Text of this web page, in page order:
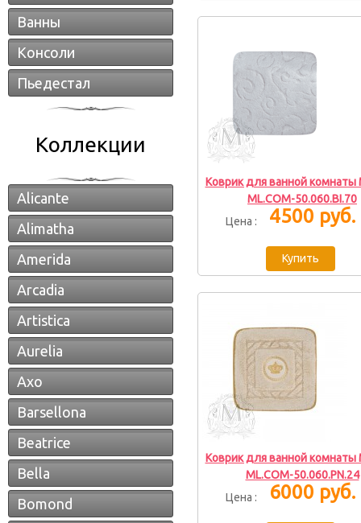
Ванны
Консоли
Пьедестал
Коллекции
Alicante
Alimatha
Amerida
Arcadia
Artistica
Aurelia
Axo
Barsellona
Beatrice
Bella
Bomond
Коврик для ванной комнаты
ML.COM-50.060.BI.70
Цена :
4500 руб.
Коврик для ванной комнаты
ML.COM-50.060.PN.24
Цена :
6000 руб.